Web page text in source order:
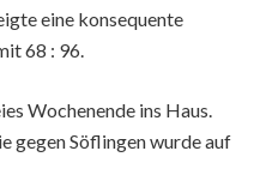
eine konsequente
68 : 96.
Wochenende ins Haus.
gegen Söflingen wurde auf